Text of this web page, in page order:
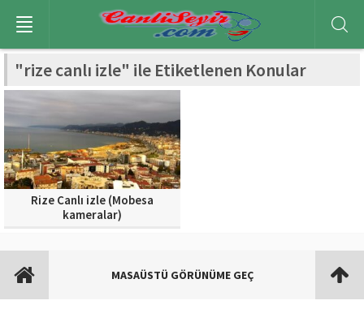
"rize canlı izle" ile Etiketlenen Konular
Rize Canlı izle (Mobesa
kameralar)
MASAÜSTÜ GÖRÜNÜME GEÇ